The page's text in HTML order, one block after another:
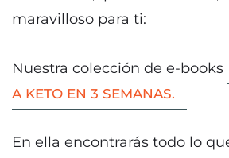
maravilloso para ti:
Nuestra colección de e-books
A KETO EN 3 SEMANAS.
En ella encontrarás todo lo